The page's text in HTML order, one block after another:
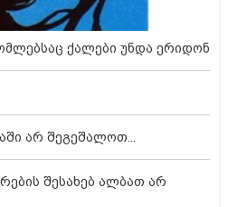
ქალები უნდა ერიდონ
არ შეგეშალოთ...
შესახებ ალბათ არ